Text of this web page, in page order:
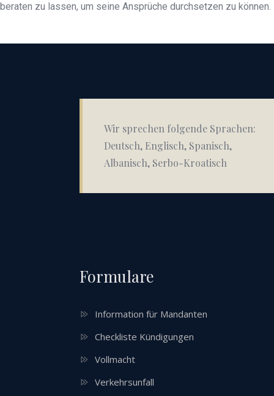
beraten zu lassen, um seine Ansprüche durchsetzen zu können.
Wir sprechen folgende Sprachen:
Deutsch, Englisch, Spanisch,
Albanisch, Serbo-Kroatisch
Formulare
Information für Mandanten
Checkliste Kündigungen
Vollmacht
Verkehrsunfall